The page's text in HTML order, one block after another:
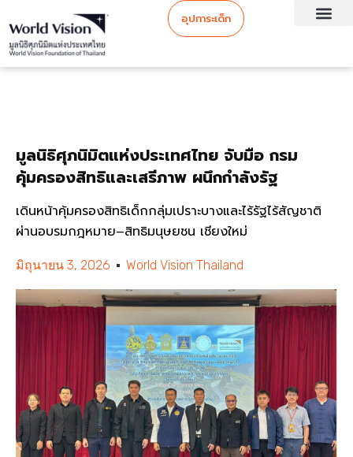
อุปการะเด็ก
มูลนิธิศุภนิมิตแห่งประเทศไทย จับมือ กรม
คุ้มครองสิทธิและเสรีภาพ ผนึกกำลังรัฐ
เดินหน้าคุ้มครองสิทธิเด็กกลุ่มเปราะบางและไร้รัฐไร้สัญชาติ
ผ่านอบรมกฎหมาย–สิทธิมนุษยชน เชียงใหม่
มิถุนายน 3, 2026 World Vision Thailand